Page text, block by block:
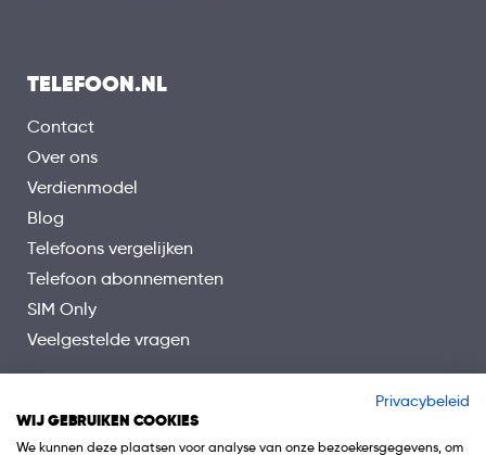
TELEFOON.NL
Contact
Over ons
Verdienmodel
Blog
Telefoons vergelijken
Telefoon abonnementen
SIM Only
Veelgestelde vragen
Privacybeleid
WIJ GEBRUIKEN COOKIES
We kunnen deze plaatsen voor analyse van onze bezoekersgegevens, om